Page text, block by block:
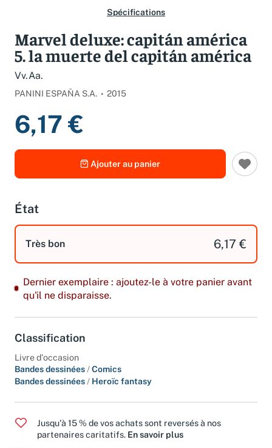
Spécifications
Marvel deluxe: capitán américa
5. la muerte del capitán américa
Vv.Aa.
PANINI ESPAÑA S.A. 2015
6,17 €
Ajouter au panier
État
Très bon 6,17 €
Dernier exemplaire : ajoutez-le à votre panier avant
qu'il ne disparaisse.
Classification
Livre d'occasion
Bandes dessinées/Comics
Bandes dessinées/ Heroïc fantasy
Jusqu'à 15 % de vos achats sont reversés à nos
partenaires caritatifs. En savoir plus